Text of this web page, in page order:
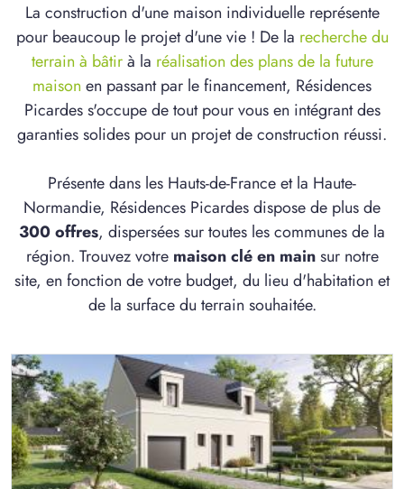
La construction d'une maison individuelle représente
pour beaucoup le projet d'une vie ! De la recherche du
terrain à bâtirà la réalisation des plans de la future
maison en passant par le financement, Résidences
Picardes s'occupe de tout pour vous en intégrant des
garanties solides pour un projet de construction réussi.
Présente dans les Hauts-de-France et la Haute-
Normandie, Résidences Picardes dispose de plus de
300 offres, dispersées sur toutes les communes de la
région. Trouvez votre maison clé en mainsur notre
site, en fonction de votre budget, du lieu d'habitation et
de la surface du terrain souhaitée.